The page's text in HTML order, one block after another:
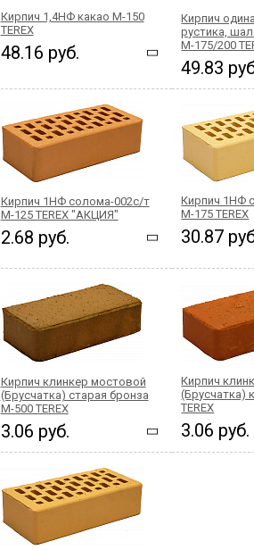
Кирпич 1,4НФ какао М-150
TEREX
48.16 руб.
Кирпич
рустика,
М-175/200
49.83
Кирпич 1НФ солома-002с/т
М-125 TEREX "АКЦИЯ"
2.68 руб.
Кирпич 1НФ
М-175 TEREX
30.87
Кирпич клинкер мостовой
(Брусчатка) старая бронза
М-500 TEREX
3.06 руб.
Кирпич
(Брусчатка)
TEREX
3.06 руб.